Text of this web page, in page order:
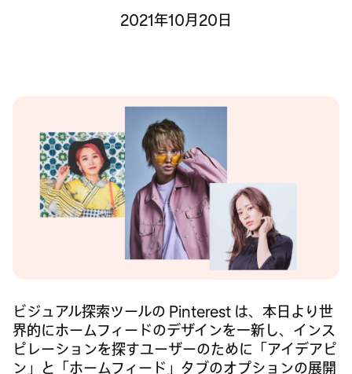
2021年10月20日
ビジュアル探索ツールの Pinterest は、本日より世
界的にホームフィードのデザインを一新し、インス
ピレーションを探すユーザーのために「アイデアピ
ン」と「ホームフィード」タブのオプションの展開